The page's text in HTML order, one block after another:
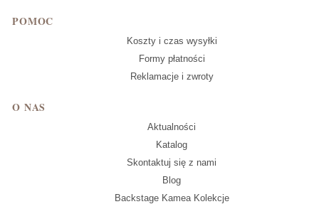
POMOC
Koszty i czas wysyłki
Formy płatności
Reklamacje i zwroty
O NAS
Aktualności
Katalog
Skontaktuj się z nami
Blog
Backstage Kamea Kolekcje